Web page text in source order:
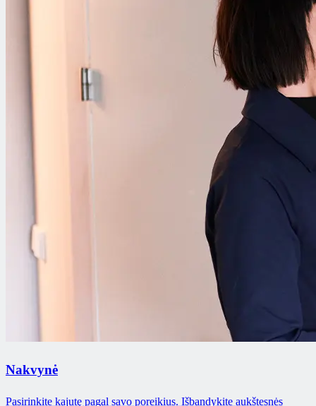
Nakvynė
Pasirinkite kajutę pagal savo poreikius. Išbandykite aukštesnės